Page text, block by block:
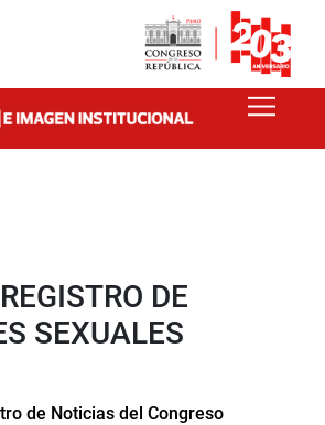
DE
SEXUALES
de Noticias del Congreso